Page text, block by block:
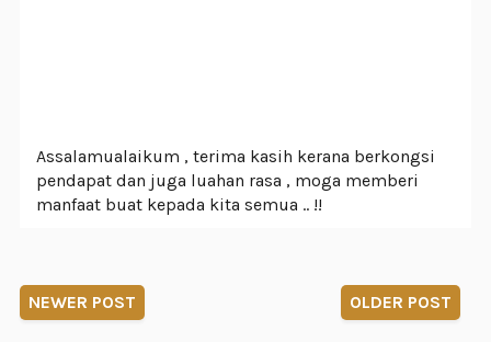
Assalamualaikum , terima kasih kerana berkongsi
pendapat dan juga luahan rasa , moga memberi
manfaat buat kepada kita semua .. !!
NEWER POST OLDER POST